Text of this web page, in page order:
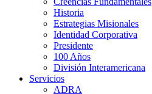
Historia
Estrategias Misionales
Identidad Corporativa
Presidente
100 Años
División Interamericana
Servicios
ADRA